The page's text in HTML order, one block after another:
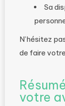
Sa
N’hésitez
de faire
votre